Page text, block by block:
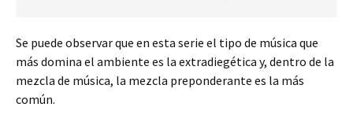
Se puede observar que en esta serie el tipo de música que
más domina el ambiente es la extradiegética y, dentro de la
mezcla de música, la mezcla preponderante es la más
común.